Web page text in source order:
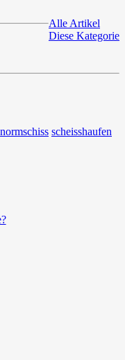
Alle Artikel
Diese Kategorie
normschiss scheisshaufen